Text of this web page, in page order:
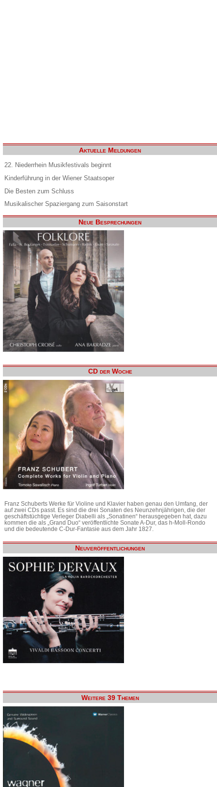
Aktuelle Meldungen
22. Niederrhein Musikfestivals beginnt
Kinderführung in der Wiener Staatsoper
Die Besten zum Schluss
Musikalischer Spaziergang zum Saisonstart
Neue Besprechungen
CD der Woche
Franz Schuberts Werke für Violine und Klavier haben genau den Umfang, der
auf zwei CDs passt. Es sind die drei Sonaten des Neunzehnjährigen, die der
geschäftstüchtige Verleger Diabelli als „Sonatinen“ herausgegeben hat, dazu
kommen die als „Grand Duo“ veröffentlichte Sonate A-Dur, das h-Moll-Rondo
und die bedeutende C-Dur-Fantasie aus dem Jahr 1827.
Neuveröffentlichungen
Weitere 39 Themen